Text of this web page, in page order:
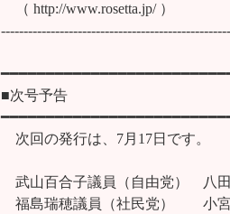
（ http://www.rosetta.jp/ ）
■次号予告
次回の発行は、7月17日です。
武山百合子議員（自由党）　八
福島瑞穂議員（社民党）　　小